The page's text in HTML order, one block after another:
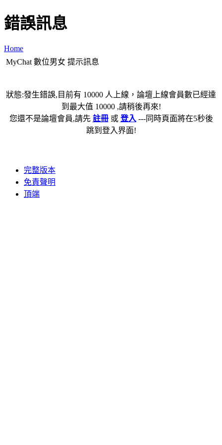
錯誤訊息
Home
MyChat 數位男女 提示訊息
狀態:發生錯誤,目前有 10000 人上線，論壇上線會員數已經達
到最大值 10000 ,請稍後再來!
您還不是論壇會員,請先 註冊或 登入 ---同時頁面將在5秒後
跳到登入界面!
完整版本
免責聲明
頂端